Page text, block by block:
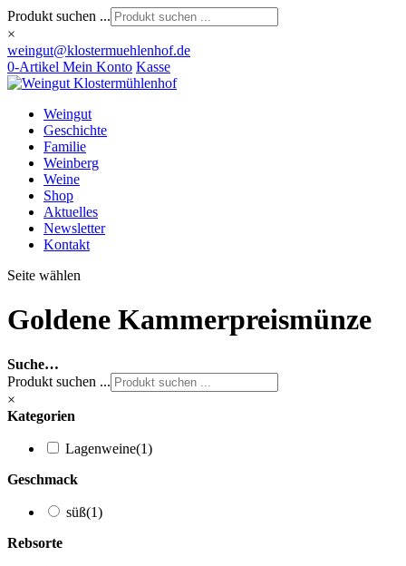
Produkt suchen ...
×
weingut@klostermuehlenhof.de
0-Artikel Mein Konto Kasse
Weingut
Geschichte
Familie
Weinberg
Weine
Shop
Aktuelles
Newsletter
Kontakt
Seite wählen
Goldene Kammerpreismünze
Suche…
Produkt suchen ...
×
Kategorien
Lagenweine(1)
Geschmack
süß(1)
Rebsorte